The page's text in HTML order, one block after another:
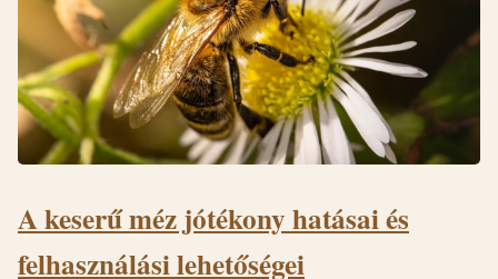
A keserű méz jótékony hatásai és
felhasználási lehetőségei